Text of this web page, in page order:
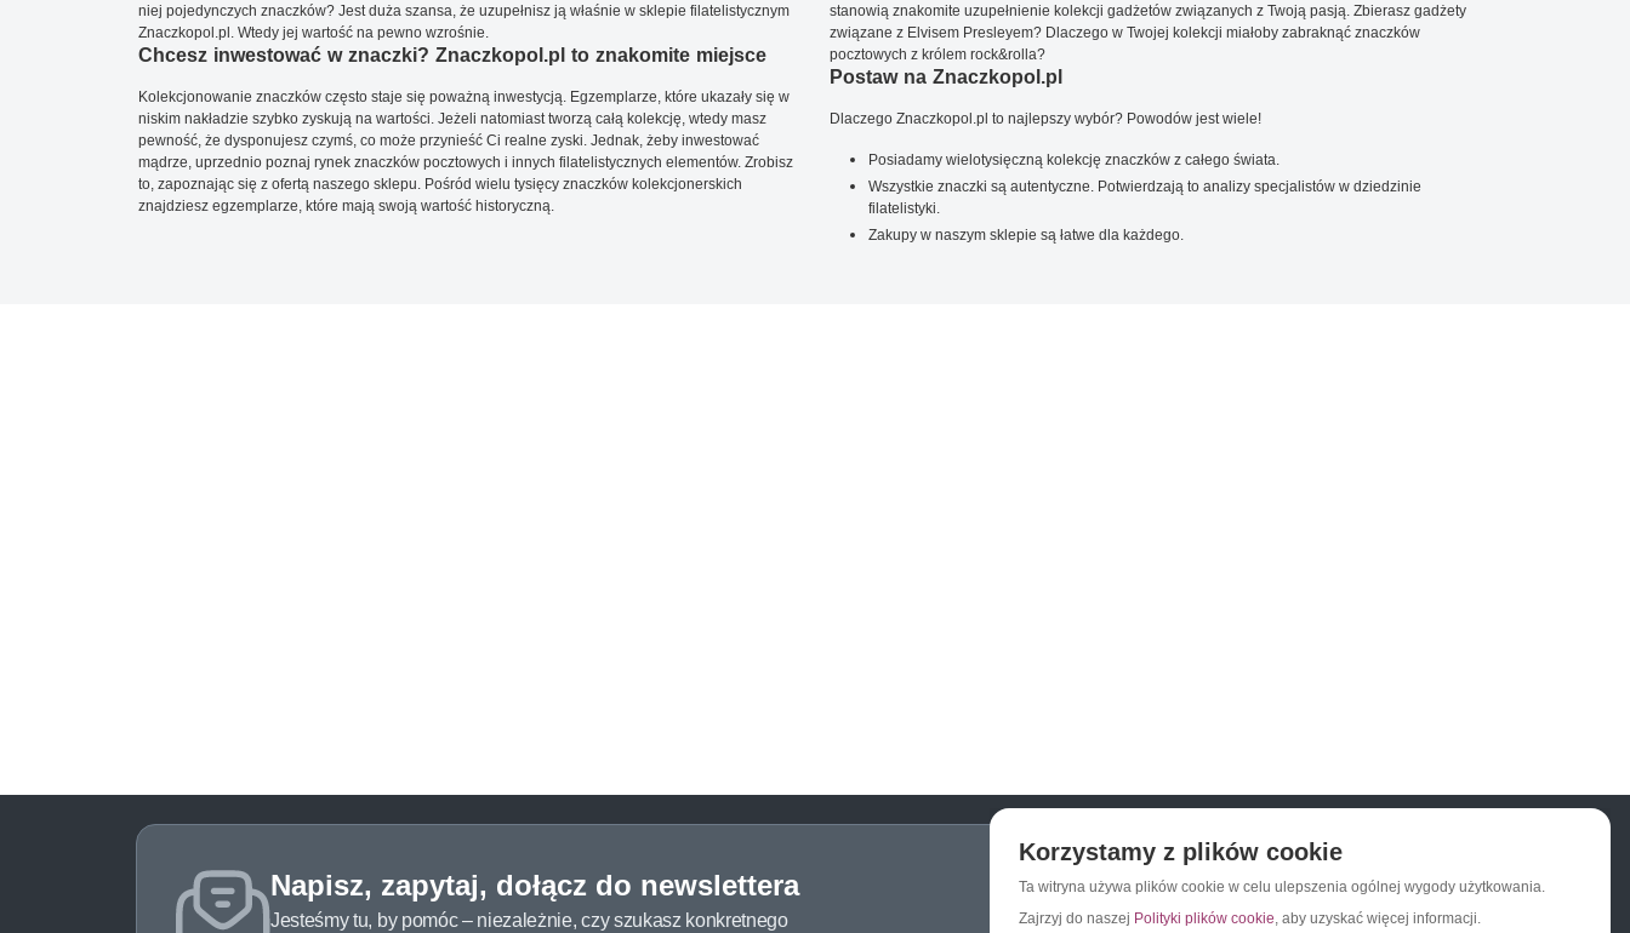
niej pojedynczych znaczków? Jest duża szansa, że uzupełnisz ją właśnie w sklepie filatelistycznym
Znaczkopol.pl. Wtedy jej wartość na pewno wzrośnie.
Chcesz inwestować w znaczki? Znaczkopol.pl to znakomite miejsce
Kolekcjonowanie znaczków często staje się poważną inwestycją. Egzemplarze, które ukazały się w
niskim nakładzie szybko zyskują na wartości. Jeżeli natomiast tworzą całą kolekcję, wtedy masz
pewność, że dysponujesz czymś, co może przynieść Ci realne zyski. Jednak, żeby inwestować
mądrze, uprzednio poznaj rynek znaczków pocztowych i innych filatelistycznych elementów. Zrobisz
to, zapoznając się z ofertą naszego sklepu. Pośród wielu tysięcy znaczków kolekcjonerskich
znajdziesz egzemplarze, które mają swoją wartość historyczną.
stanowią znakomite uzupełnienie kolekcji gadżetów związanych z Twoją pasją. Zbierasz gadżety
związane z Elvisem Presleyem? Dlaczego w Twojej kolekcji miałoby zabraknąć znaczków
pocztowych z królem rock&rolla?
Postaw na Znaczkopol.pl
Dlaczego Znaczkopol.pl to najlepszy wybór? Powodów jest wiele!
Posiadamy wielotysięczną kolekcję znaczków z całego świata.
Wszystkie znaczki są autentyczne. Potwierdzają to analizy specjalistów w dziedzinie
filatelistyki.
Zakupy w naszym sklepie są łatwe dla każdego.
Napisz, zapytaj, dołącz do newslettera
Jesteśmy tu, by pomóc – niezależnie, czy szukasz konkretnego
Napisz do nas Zapisz się do newslettera
Korzystamy z plików cookie
Ta witryna używa plików cookie w celu ulepszenia ogólnej wygody użytkowania.
Zajrzyj do naszej Polityki plików cookie, aby uzyskać więcej informacji.